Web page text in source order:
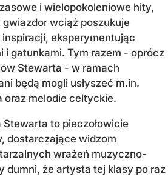
i wielopokoleniowe hity,
wciąż poszukuje
eksperymentując
i gatunkami. Tym razem - oprócz
Stewarta - w ramach
będą mogli usłyszeć m.in.
oraz melodie celtyckie.
to pieczołowicie
dostarczające widzom
wrażeń muzyczno-
dumni, że artysta tej klasy po raz